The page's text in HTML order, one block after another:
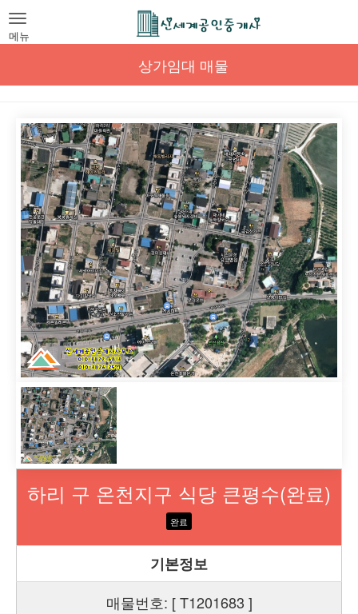
Toggle
navigation
메뉴
상가임대 매물
하리 구 온천지구 식당 큰평수(완료)
완료
기본정보
매물번호: [ T1201683 ]